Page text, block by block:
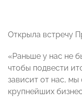
Открыла встречу
«Раньше у нас не
чтобы подвести
зависит от нас,
крупнейших